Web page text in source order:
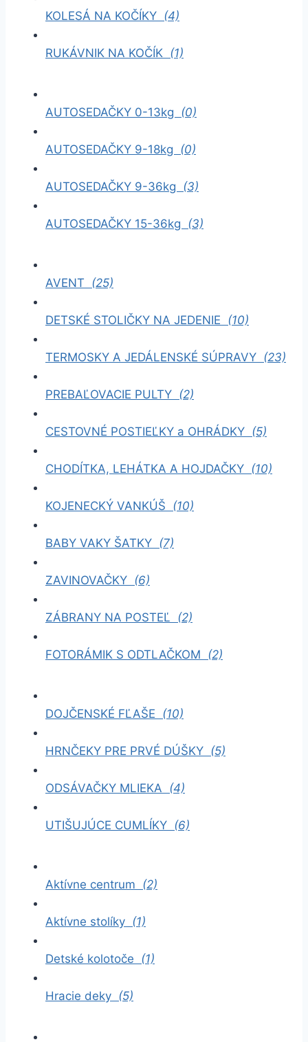
KOLESÁ NA KOČÍKY (4)
RUKÁVNIK NA KOČÍK (1)
AUTOSEDAČKY 0-13kg (0)
AUTOSEDAČKY 9-18kg (0)
AUTOSEDAČKY 9-36kg (3)
AUTOSEDAČKY 15-36kg (3)
AVENT (25)
DETSKÉ STOLIČKY NA JEDENIE (10)
TERMOSKY A JEDÁLENSKÉ SÚPRAVY (23)
PREBAĽOVACIE PULTY (2)
CESTOVNÉ POSTIEĽKY a OHRÁDKY (5)
CHODÍTKA, LEHÁTKA A HOJDAČKY (10)
KOJENECKÝ VANKÚŠ (10)
BABY VAKY ŠATKY (7)
ZAVINOVAČKY (6)
ZÁBRANY NA POSTEĽ (2)
FOTORÁMIK S ODTLAČKOM (2)
DOJČENSKÉ FĽAŠE (10)
HRNČEKY PRE PRVÉ DÚŠKY (5)
ODSÁVAČKY MLIEKA (4)
UTIŠUJÚCE CUMLÍKY (6)
Aktívne centrum (2)
Aktívne stolíky (1)
Detské kolotoče (1)
Hracie deky (5)